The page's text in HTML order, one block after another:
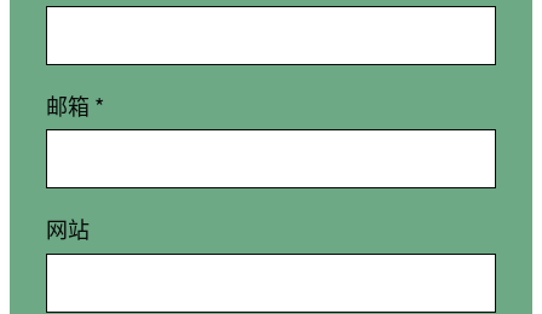
邮箱 *
网站